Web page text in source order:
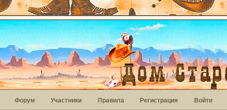
Форум Участники Правила Регистрация Войти